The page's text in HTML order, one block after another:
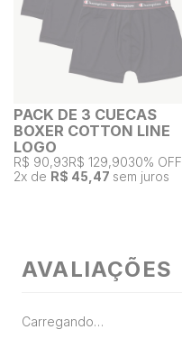
PACK DE 3 CUECAS
BOXER COTTON LINE
LOGO
R$ 90,93R$ 129,9030% OFF
2x de R$ 45,47 sem juros
AVALIAÇÕES
Carregando…